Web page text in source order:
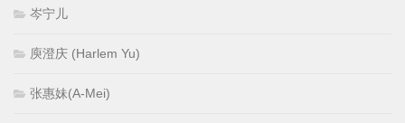
岑宁儿
庾澄庆 (Harlem Yu)
张惠妹(A-Mei)